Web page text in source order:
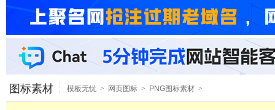
图标素材 模板无忧 > 网页图标 > PNG图标素材 >